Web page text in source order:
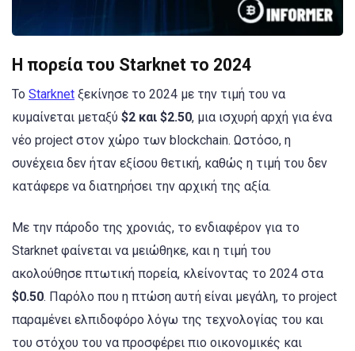
Η πορεία του Starknet το 2024
Το Starknet ξεκίνησε το 2024 με την τιμή του να
κυμαίνεται μεταξύ $2 και $2.50, μια ισχυρή αρχή για ένα
νέο project στον χώρο των blockchain. Ωστόσο, η
συνέχεια δεν ήταν εξίσου θετική, καθώς η τιμή του δεν
κατάφερε να διατηρήσει την αρχική της αξία.
Με την πάροδο της χρονιάς, το ενδιαφέρον για το
Starknet φαίνεται να μειώθηκε, και η τιμή του
ακολούθησε πτωτική πορεία, κλείνοντας το 2024 στα
$0.50. Παρόλο που η πτώση αυτή είναι μεγάλη, το project
παραμένει ελπιδοφόρο λόγω της τεχνολογίας του και
του στόχου του να προσφέρει πιο οικονομικές και